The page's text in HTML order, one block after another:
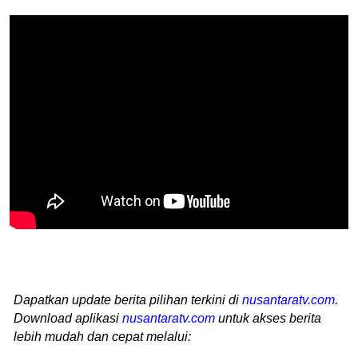
Dapatkan update berita pilihan terkini di nusantaratv.com.
Download aplikasi nusantaratv.com untuk akses berita
lebih mudah dan cepat melalui: